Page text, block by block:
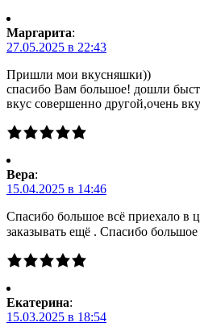
Маргарита:
27.05.2025 в 22:43
Пришли мои вкусняшки))
спасибо Вам большое! дошли
вкус совершенно другой,очень
Вера:
15.04.2025 в 14:46
Спасибо большое всё приехало в
заказывать ещё . Спасибо
Екатерина:
15.03.2025 в 18:54